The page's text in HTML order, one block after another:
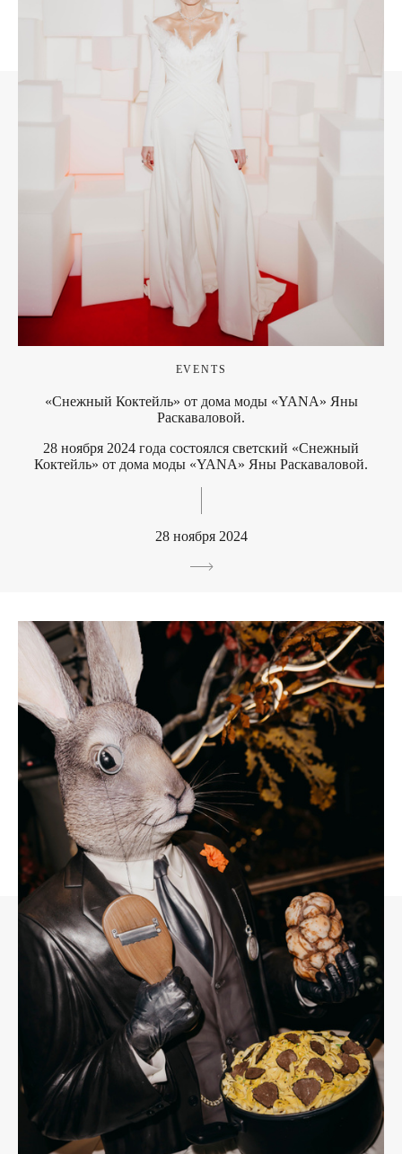
EVENTS
«Снежный Коктейль» от дома моды «YANA» Яны
Раскаваловой.
28 ноября 2024 года состоялся светский «Снежный
Коктейль» от дома моды «YANA» Яны Раскаваловой.
28 ноября 2024